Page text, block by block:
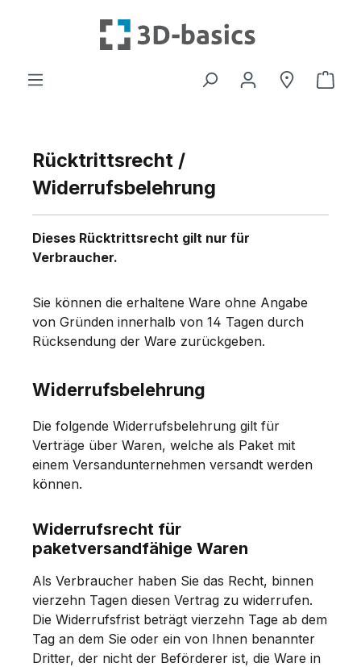
Zum Hauptinhalt springen
Rücktrittsrecht /
Widerrufsbelehrung
Dieses Rücktrittsrecht gilt nur für
Verbraucher.
Sie können die erhaltene Ware ohne Angabe
von Gründen innerhalb von 14 Tagen durch
Rücksendung der Ware zurückgeben.
Widerrufsbelehrung
Die folgende Widerrufsbelehrung gilt für
Verträge über Waren, welche als Paket mit
einem Versandunternehmen versandt werden
können.
Widerrufsrecht für
paketversandfähige Waren
Als Verbraucher haben Sie das Recht, binnen
vierzehn Tagen diesen Vertrag zu widerrufen.
Die Widerrufsfrist beträgt vierzehn Tage ab dem
Tag an dem Sie oder ein von Ihnen benannter
Dritter, der nicht der Beförderer ist, die Ware in